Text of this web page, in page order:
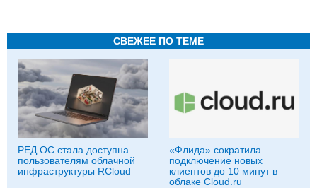
СВЕЖЕЕ ПО ТЕМЕ
РЕД ОС стала доступна
пользователям облачной
инфраструктуры RCloud
«Флида» сократила
подключение новых
клиентов до 10 минут в
облаке Cloud.ru